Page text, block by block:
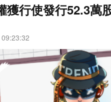
獲行使發行52.3萬